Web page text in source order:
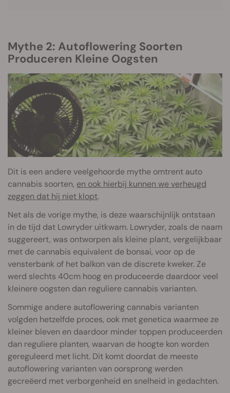
Mythe 2: Autoflowering Soorten
Produceren Kleine Oogsten
Dit is een andere veelgehoorde mythe omtrent auto
cannabis soorten, en ook hierbij kunnen we verheugd
zeggen dat hij niet klopt.
Net als de vorige mythe, is deze waarschijnlijk ontstaan
in de tijd dat Lowryder uitkwam. Lowryder, zoals de naam
suggereert, was ontworpen als kleine plant, vergelijkbaar
met de cannabis equivalent de bonsai, voor op de
vensterbank of het balkon van de discrete kweker. Ze
werd slechts 40cm hoog en produceerde daardoor veel
kleinere oogsten dan reguliere cannabis varianten.
Sommige andere autoflowering cannabis varianten
volgden hetzelfde proces, ook met genetica waarmee ze
kleiner bleven en daardoor minder toppen produceerden
dan reguliere planten, waarvan de hoogte kon worden
gereguleerd met licht. Dit komt doordat de meeste
autoflowering varianten van oorsprong werden
gecreëerd met verborgenheid en snelheid in gedachten.